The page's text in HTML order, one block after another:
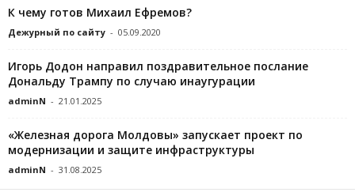
К чему готов Михаил Ефремов?
Дежурный по сайту - 05.09.2020
Игорь Додон направил поздравительное послание
Дональду Трампу по случаю инаугурации
adminN - 21.01.2025
«Железная дорога Молдовы» запускает проект по
модернизации и защите инфраструктуры
adminN - 31.08.2025